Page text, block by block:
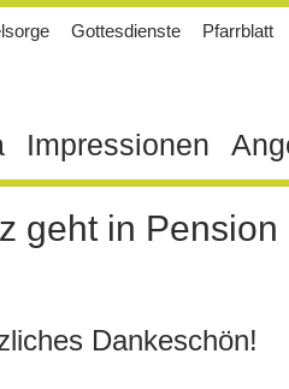
Gottesdienste Pfarrblatt
Impressionen
geht in Pension
Dankeschön!